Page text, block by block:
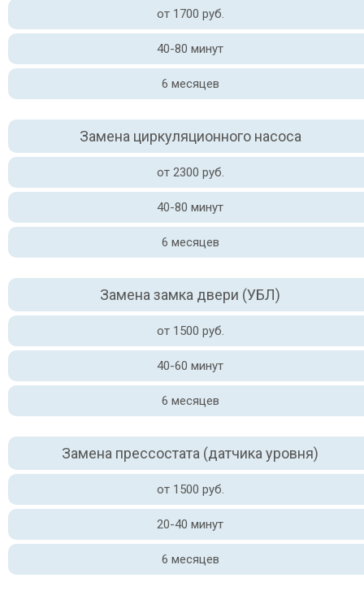
от 1700 руб.
40-80 минут
6 месяцев
Замена циркуляционного насоса
от 2300 руб.
40-80 минут
6 месяцев
Замена замка двери (УБЛ)
от 1500 руб.
40-60 минут
6 месяцев
Замена прессостата (датчика уровня)
от 1500 руб.
20-40 минут
6 месяцев